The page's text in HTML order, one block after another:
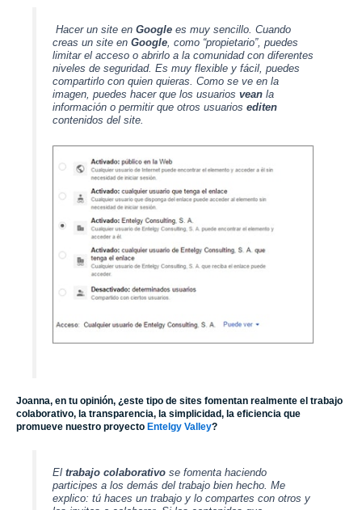
Hacer un site en Googlees muy sencillo. Cuando
creas un site en Google, como “propietario”, puedes
limitar el acceso o abrirlo a la comunidad con diferentes
niveles de seguridad. Es muy flexible y fácil, puedes
compartirlo con quien quieras. Como se ve en la
imagen, puedes hacer que los usuarios veanla
información o permitir que otros usuarios editen
contenidos del site.
Joanna, en tu opinión, ¿este tipo de sites fomentan realmente el trabajo
colaborativo, la transparencia, la simplicidad, la eficiencia que
promueve nuestro proyecto Entelgy Valley?
El trabajo colaborativose fomenta haciendo
participes a los demás del trabajo bien hecho. Me
explico: tú haces un trabajo y lo compartes con otros y